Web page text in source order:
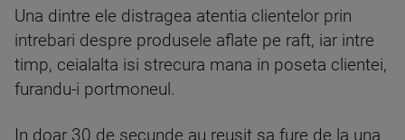
Una dintre ele distragea atentia clientelor prin
intrebari despre produsele aflate pe raft, iar intre
timp, ceialalta isi strecura mana in poseta clientei,
furandu-i portmoneul.
In doar 30 de secunde au reusit sa fure de la una